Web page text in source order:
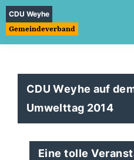
CDU Weyhe
Gemeindeverband
CDU Weyhe auf
Umwelttag 2014
Eine tolle